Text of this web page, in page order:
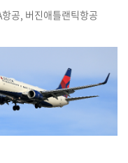
공, 버진애틀랜틱항공